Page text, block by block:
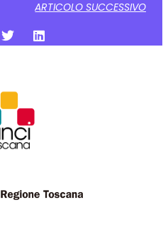
ARTICOLO SUCCESSIVO